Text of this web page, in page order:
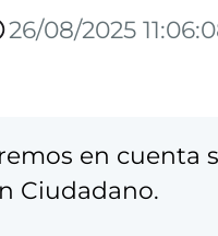
26/08/2025
en cuenta
Ciudadano.